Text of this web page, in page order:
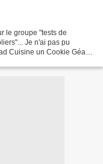
le groupe "tests de
Je n'ai pas pu
Cuisine un Cookie Géant